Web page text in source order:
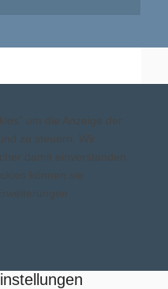
um die Anzeige der
zu steuern. Wir
damit einverstanden
können sie